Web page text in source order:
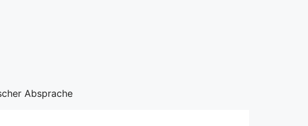
Absprache